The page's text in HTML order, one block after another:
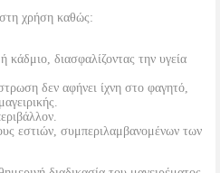
χρήση καθώς:
διασφαλίζοντας την υγεία
δεν αφήνει ίχνη στο φαγητό,
εστιών, συμπεριλαμβανομένων των